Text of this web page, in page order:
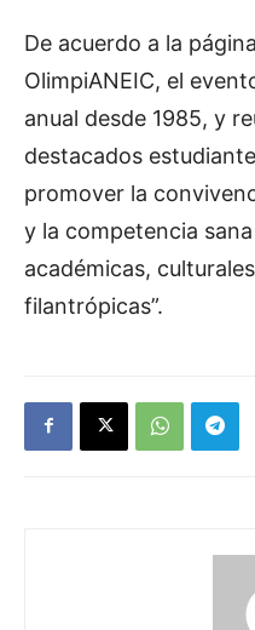
De acuerdo a la
OlimpiANEIC, el
anual desde 1985, y
destacados
promover la
y la competencia
académicas,
filantrópicas”.